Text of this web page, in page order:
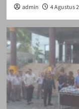
admin 4 Agustus